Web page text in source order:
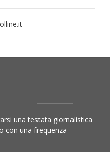
una testata giornalistica
con una frequenza